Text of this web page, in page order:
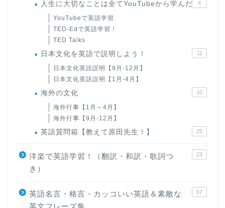
人生に大切なことは全てYouTubeから学んだ 4
YouTubeで英語学習
TED-Edで英語学習！
TED Talks
日本文化を英語で説明しよう！ 11
日本文化英語説明【9月-12月】
日本文化英語説明【1月-4月】
海外の文化 10
海外行事【1月～4月】
海外行事【9月-12月】
英語質問箱【教えて原田先生！】 25
洋楽で英語学習！（翻訳・和訳・歌詞つ
き）
23
英語名言・格言・カッコいい英語＆素敵な
英文フレーズ集
67